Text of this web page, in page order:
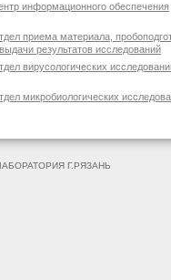
информационного обеспечения
приема материала,
результатов исследований
вирусологических
микробиологических
Г.РЯЗАНЬ